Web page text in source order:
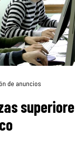
de anuncios